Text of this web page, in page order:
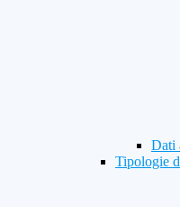
Dati
Tipologie